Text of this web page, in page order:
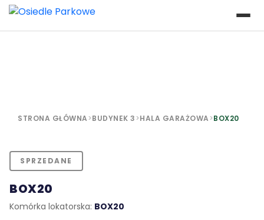
STRONA GŁÓWNA>BUDYNEK 3>HALA GARAŻOWA>BOX20
SPRZEDANE
BOX20
Komórka lokatorska: BOX20